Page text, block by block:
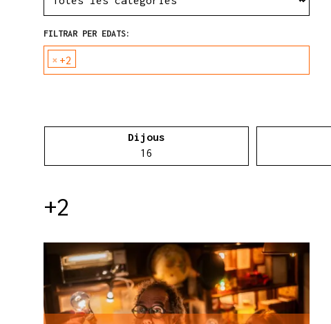
FILTRAR PER EDATS:
× +2
Dijous
16
+2